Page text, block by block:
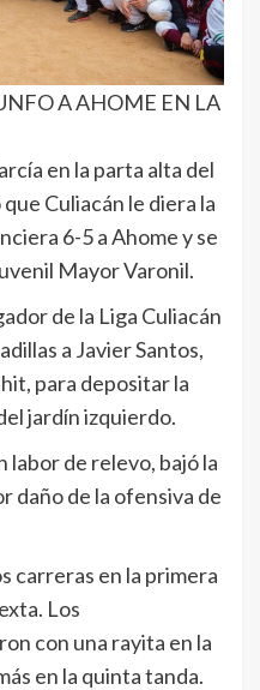
A AHOME EN LA
en la parta alta del
Culiacán le diera la
6-5 a Ahome y se
Mayor Varonil.
de la Liga Culiacán
a Javier Santos,
para depositar la
jardín izquierdo.
labor de relevo, bajó la
daño de la ofensiva de
carreras en la primera
Los
con una rayita en la
en la quinta tanda.